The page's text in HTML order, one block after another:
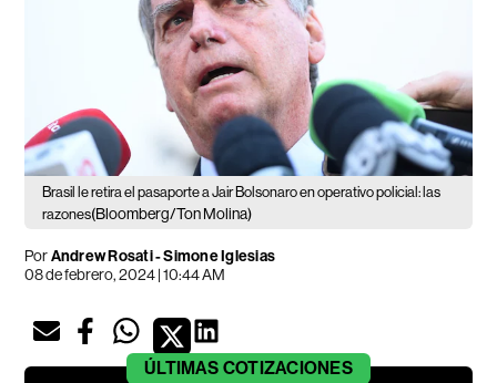
Brasil le retira el pasaporte a Jair Bolsonaro en operativo policial: las
razones(Bloomberg/Ton Molina)
PorAndrew Rosati - Simone Iglesias
08 de febrero, 2024 | 10:44 AM
ÚLTIMAS COTIZACIONES